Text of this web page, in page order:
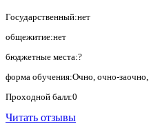
Государственный:нет
общежитие:нет
бюджетные места:?
форма обучения:Очно, очно-
Проходной балл:0
Читать отзывы